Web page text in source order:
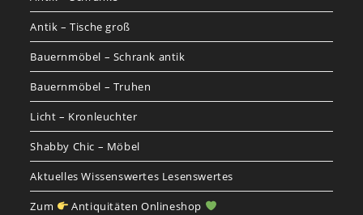
Antik – Tische groß
Bauernmöbel – Schrank antik
Bauernmöbel – Truhen
Licht – Kronleuchter
Shabby Chic – Möbel
Aktuelles Wissenswertes Lesenswertes
Zum Antiquitäten Onlineshop